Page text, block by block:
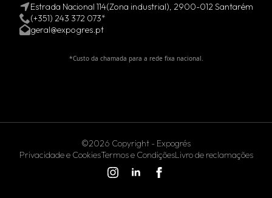
Estrada Nacional 114(Zona industrial), 2900-012 Santarém
(+351) 243 372 073*
geral@expogres.pt
*Custo da chamada para a rede fixa nacional.
©2026 Copyright - Expogrés
Privacidade e CookiesTermos e CondiçõesLivro de reclamações